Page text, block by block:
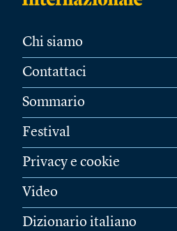
Chi siamo
Contattaci
Sommario
Festival
Privacy e cookie
Video
Dizionario italiano